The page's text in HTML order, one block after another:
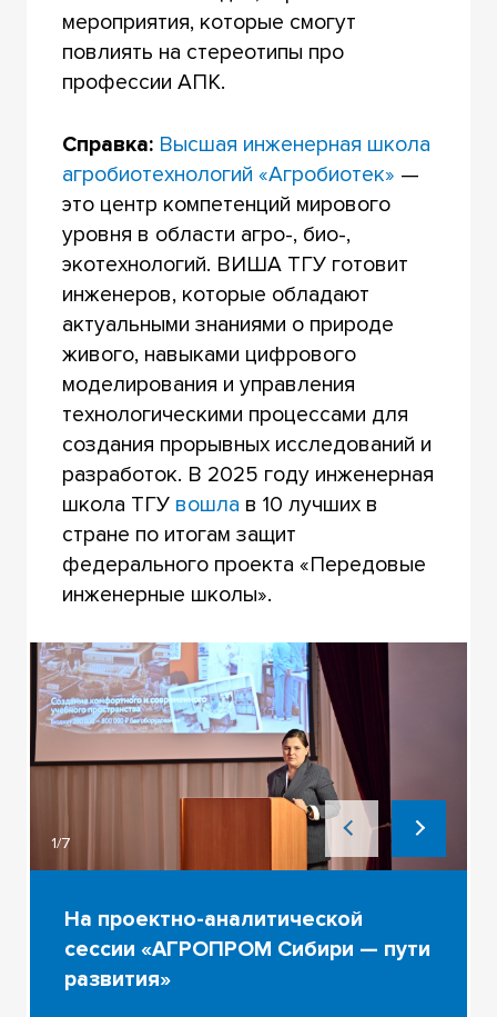
мероприятия, которые смогут
повлиять на стереотипы про
профессии АПК.
Справка: Высшая инженерная школа
агробиотехнологий «Агробиотек» —
это центр компетенций мирового
уровня в области агро-, био-,
экотехнологий. ВИША ТГУ готовит
инженеров, которые обладают
актуальными знаниями о природе
живого, навыками цифрового
моделирования и управления
технологическими процессами для
создания прорывных исследований и
разработок. В 2025 году инженерная
школа ТГУ вошла в 10 лучших в
стране по итогам защит
федерального проекта «Передовые
инженерные школы».
1/7
На проектно-аналитической
сессии «АГРОПРОМ Сибири — пути
развития»